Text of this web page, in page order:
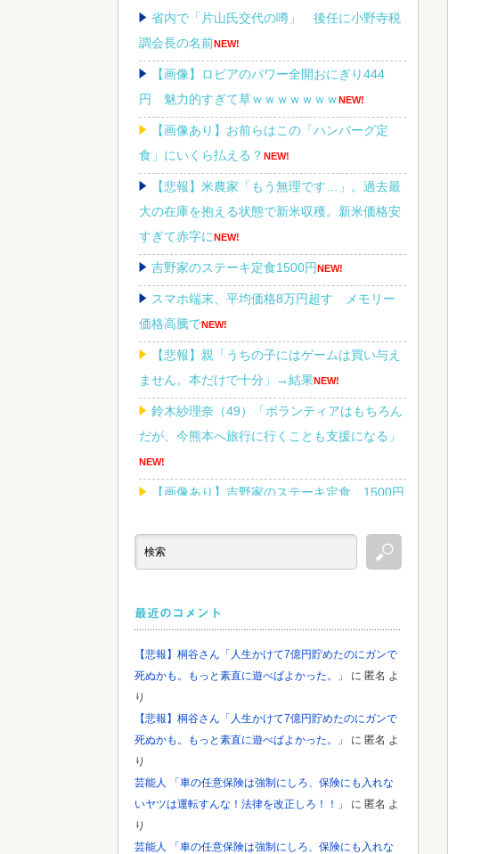
省内で「片山氏交代の噂」 後任に小野寺税
調会長の名前NEW!
【画像】ロピアのパワー全開おにぎり444
円 魅力的すぎて草ｗｗｗｗｗｗｗNEW!
【画像あり】お前らはこの「ハンバーグ定
食」にいくら払える？ NEW!
【悲報】米農家「もう無理です…」。過去最
大の在庫を抱える状態で新米収穫。新米価格安
すぎて赤字にNEW!
吉野家のステーキ定食1500円NEW!
スマホ端末、平均価格8万円超す メモリー
価格高騰でNEW!
【悲報】親「うちの子にはゲームは買い与え
ません。本だけで十分」→結果NEW!
鈴木紗理奈（49）「ボランティアはもちろん
だが、今熊本へ旅行に行くことも支援になる」
NEW!
【画像あり】吉野家のステーキ定食、1500円
Powered by livedoor 相互RSS
最近のコメント
【悲報】桐谷さん「人生かけて7億円貯めたのにガンで
死ぬかも。もっと素直に遊べばよかった。」
に 匿名 よ
り
【悲報】桐谷さん「人生かけて7億円貯めたのにガンで
死ぬかも。もっと素直に遊べばよかった。」
に 匿名 よ
り
芸能人 「車の任意保険は強制にしろ、保険にも入れな
いヤツは運転すんな！法律を改正しろ！！」
に 匿名 よ
り
芸能人 「車の任意保険は強制にしろ、保険にも入れな